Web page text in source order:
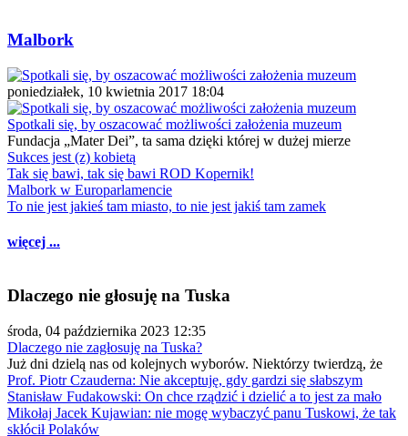
Malbork
poniedziałek, 10 kwietnia 2017 18:04
Spotkali się, by oszacować możliwości założenia muzeum
Fundacja „Mater Dei”, ta sama dzięki której w dużej mierze
Sukces jest (z) kobietą
Tak się bawi, tak się bawi ROD Kopernik!
Malbork w Europarlamencie
To nie jest jakieś tam miasto, to nie jest jakiś tam zamek
więcej ...
Dlaczego nie głosuję na Tuska
środa, 04 października 2023 12:35
Dlaczego nie zagłosuję na Tuska?
Już dni dzielą nas od kolejnych wyborów. Niektórzy twierdzą, że
Prof. Piotr Czauderna: Nie akceptuję, gdy gardzi się słabszym
Stanisław Fudakowski: On chce rządzić i dzielić a to jest za mało
Mikołaj Jacek Kujawian: nie mogę wybaczyć panu Tuskowi, że tak
skłócił Polaków